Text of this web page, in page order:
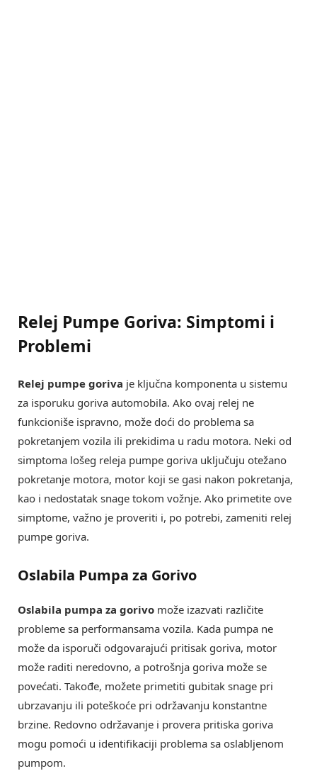
Relej Pumpe Goriva: Simptomi i
Problemi
Relej pumpe goriva je ključna komponenta u sistemu
za isporuku goriva automobila. Ako ovaj relej ne
funkcioniše ispravno, može doći do problema sa
pokretanjem vozila ili prekidima u radu motora. Neki od
simptoma lošeg releja pumpe goriva uključuju otežano
pokretanje motora, motor koji se gasi nakon pokretanja,
kao i nedostatak snage tokom vožnje. Ako primetite ove
simptome, važno je proveriti i, po potrebi, zameniti relej
pumpe goriva.
Oslabila Pumpa za Gorivo
Oslabila pumpa za gorivo može izazvati različite
probleme sa performansama vozila. Kada pumpa ne
može da isporuči odgovarajući pritisak goriva, motor
može raditi neredovno, a potrošnja goriva može se
povećati. Takođe, možete primetiti gubitak snage pri
ubrzavanju ili poteškoće pri održavanju konstantne
brzine. Redovno održavanje i provera pritiska goriva
mogu pomoći u identifikaciji problema sa oslabljenom
pumpom.